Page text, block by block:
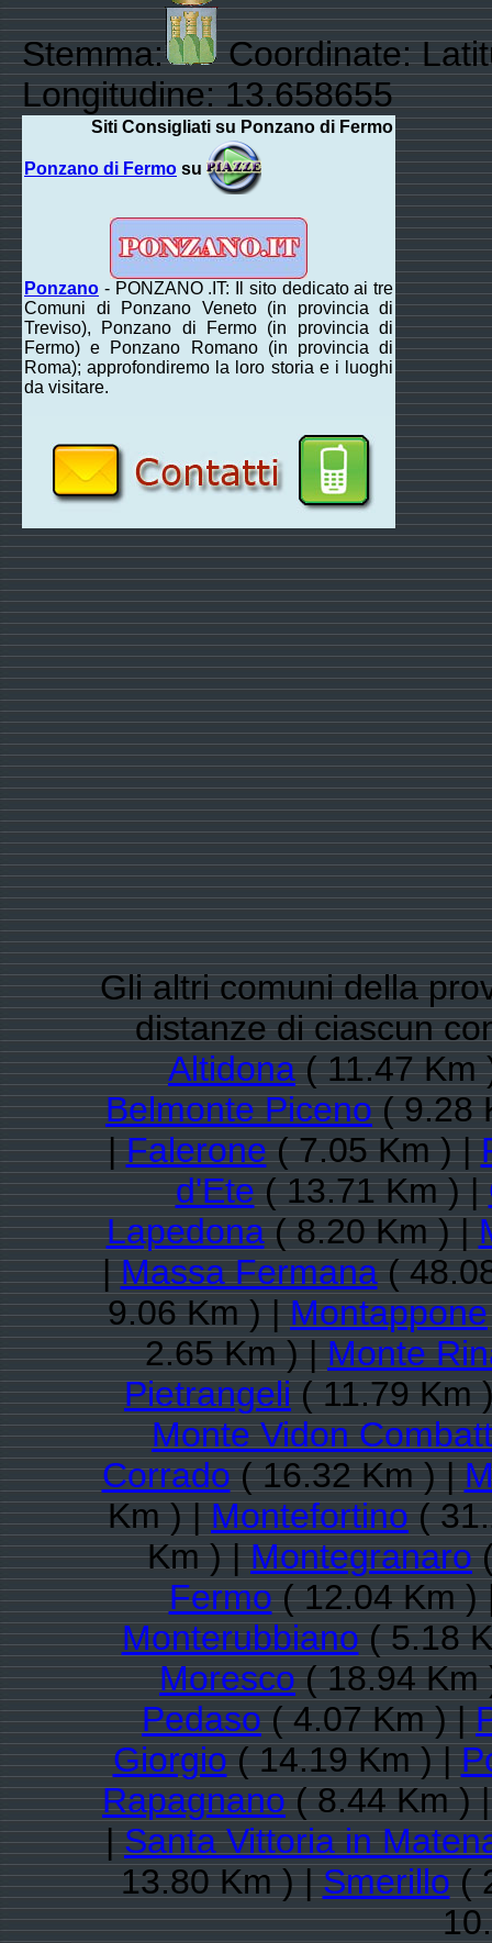
Stemma:
Coordinate:
Longitudine: 13.658655
Siti Consigliati su Ponzano di Fermo
Ponzano di Fermo su
Ponzano - PONZANO .IT: Il sito dedicato ai tre
Comuni di Ponzano Veneto (in provincia di
Treviso), Ponzano di Fermo (in provincia di
Fermo) e Ponzano Romano (in provincia di
Roma); approfondiremo la loro storia e i luoghi
da visitare.
Gli altri comuni della
distanze di ciascun
Altidona( 11.47 Km
Belmonte Piceno( 9.28
|Falerone( 7.05 Km ) |
d'Ete( 13.71 Km ) |
Lapedona( 8.20 Km ) |
|Massa Fermana(
9.06 Km ) |Montappone
2.65 Km ) |Monte
Pietrangeli( 11.79 Km
Monte Vidon
Corrado( 16.32 Km ) |
Km ) |Montefortino(
Km ) |Montegranaro
Fermo( 12.04 Km
Monterubbiano( 5.18
Moresco( 18.94
Pedaso( 4.07 Km ) |
Giorgio( 14.19 Km ) |
Rapagnano( 8.44 Km )
|Santa Vittoria in
13.80 Km ) |Smerillo(